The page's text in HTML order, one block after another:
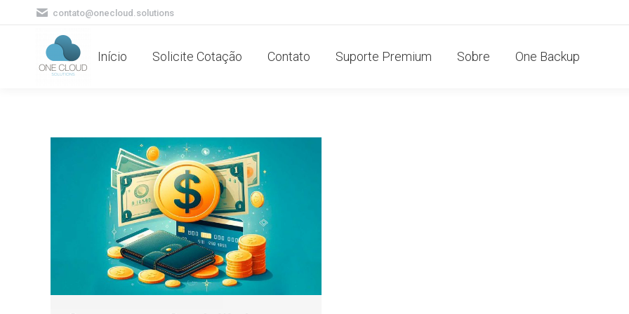
contato@onecloud.solutions
Início Solicite Cotação Contato Suporte Premium Sobre One Backup